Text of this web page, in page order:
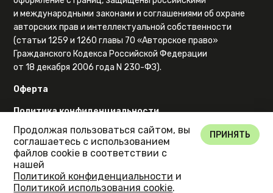
и международными законами и соглашениями об охране
авторских прав и интеллектуальной собственности
(статьи 1259 и 1260 главы 70 «Авторское право»
Гражданского Кодекса Российской Федерации
от 18 декабря 2006 года N 230-ФЗ).
Оферта
Политика конфиденциальности
Карта сайта
Продолжая пользоваться сайтом, вы
соглашаетесь с использованием
файлов cookie в соответствии с
нашей
Политикой конфиденциальности и
Политикой использования cookie.
ПРИНЯТЬ